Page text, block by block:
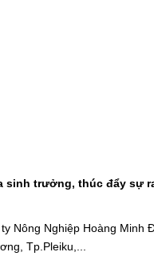
sinh trưởng, thúc đẩy sự
Nông Nghiệp Hoàng Minh
Tp.Pleiku,...